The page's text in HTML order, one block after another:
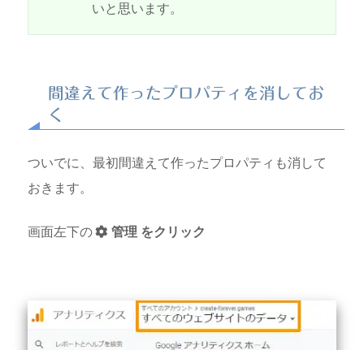
いと思います。
間違えて作ったプロパティを消してお
く
ついでに、最初間違えて作ったプロパティも消して
おきます。
画面左下の 管理 をクリック